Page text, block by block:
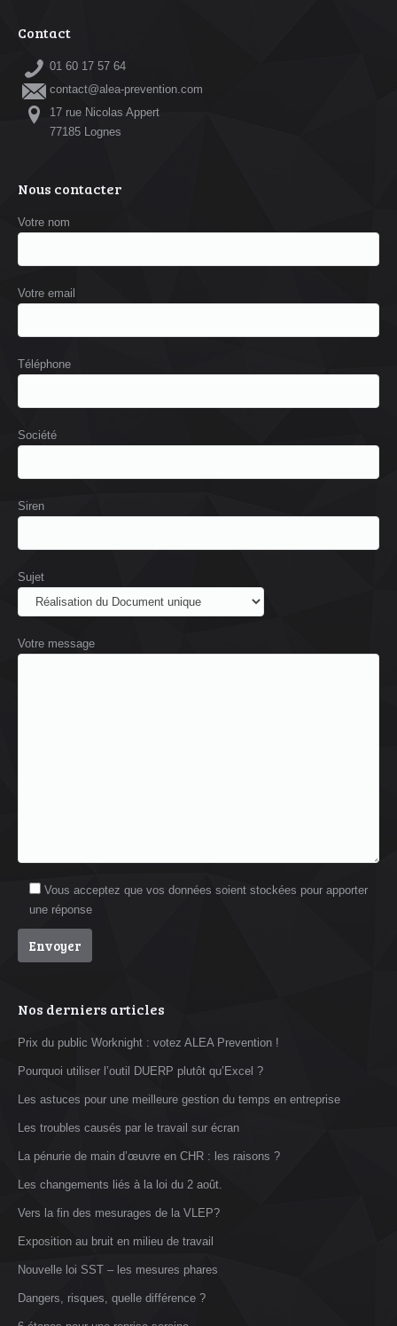
Contact
01 60 17 57 64
contact@alea-prevention.com
17 rue Nicolas Appert
77185 Lognes
Nous contacter
Votre nom
Votre email
Téléphone
Société
Siren
Sujet
Votre message
Vous acceptez que vos données soient stockées pour apporter
une réponse
Nos derniers articles
Prix du public Worknight : votez ALEA Prevention !
Pourquoi utiliser l’outil DUERP plutôt qu’Excel ?
Les astuces pour une meilleure gestion du temps en entreprise
Les troubles causés par le travail sur écran
La pénurie de main d’œuvre en CHR : les raisons ?
Les changements liés à la loi du 2 août.
Vers la fin des mesurages de la VLEP?
Exposition au bruit en milieu de travail
Nouvelle loi SST – les mesures phares
Dangers, risques, quelle différence ?